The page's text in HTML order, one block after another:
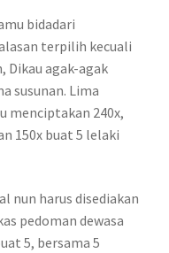
bidadari
terpilih kecuali
Dikau agak-agak
susunan. Lima
menciptakan 240x,
150x buat 5 lelaki
nun harus disediakan
pedoman dewasa
5, bersama 5